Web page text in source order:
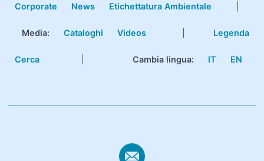
Corporate News Etichettatura Ambientale
Media: Cataloghi Videos Legenda
Cerca Cambia lingua: IT EN